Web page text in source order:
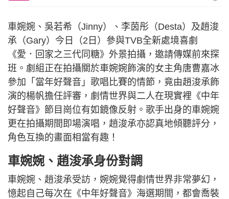
車婉婉、吳若希（Jinny）、李茵彤（Desta）及趙浚
承（Gary）今日（2日）參與TVB全新處境喜劇
《愛．回家之三代同糖》外景拍攝，邀請傳媒前來探
班。劇組正在拍攝關於車婉婉飾演的女主角唐曹嘉冰
參加「當年好聲音」歌唱比賽的情節，竟由趙浚承飾
演的楊帆擔任評審，劇情世界與二人在現實裡《中年
好聲音》節目崗位有如鏡像反射。歌手出身的車婉婉
更在拍攝期間即場演唱，趙浚承亦認真地傾聽評分，
角色互換的畫面相當有趣！
車婉婉、趙浚承身份對調
車婉婉、趙浚承受訪，婉婉覺得劇情世界非常夢幻，
憶起自己每次在《中年好聲音》海選期間，都會喬裝